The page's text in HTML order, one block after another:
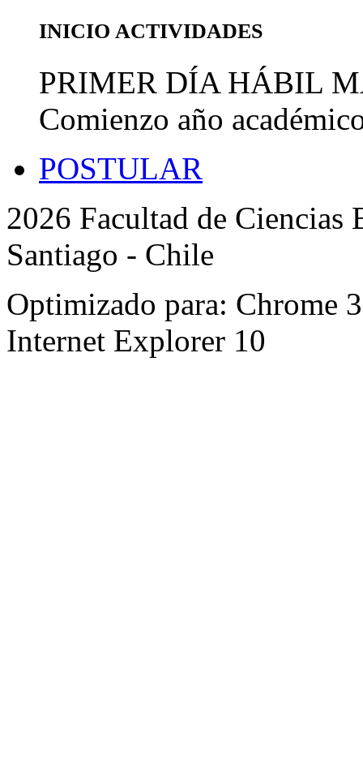
INICIO ACTIVIDADES
PRIMER DÍA HÁBIL
Comienzo año
POSTULAR
2026 Facultad de
Santiago - Chile
Optimizado para: Chrome
Internet Explorer 10